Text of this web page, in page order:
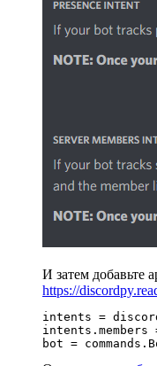
И затем добавьте
https://
intents =
intents.members
bot =